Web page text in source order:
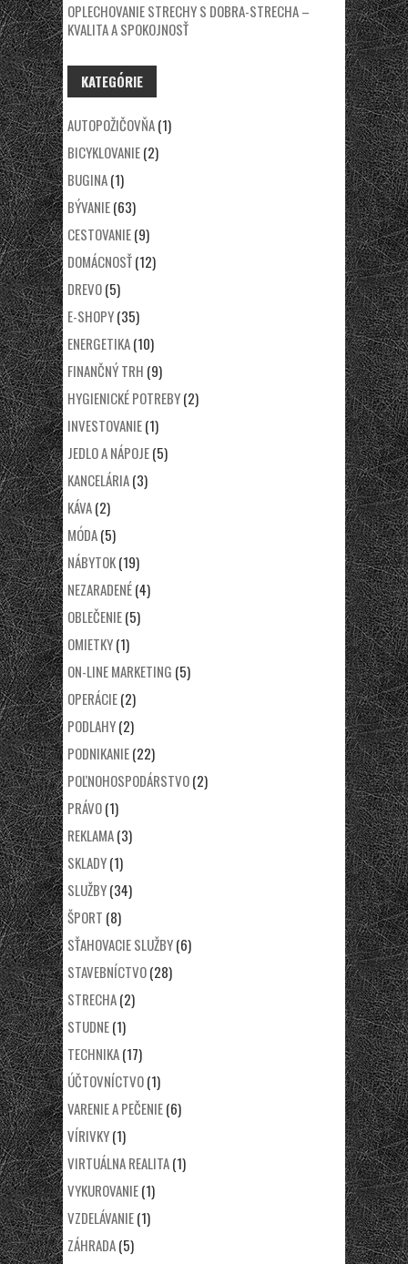
OPLECHOVANIE STRECHY S DOBRA-STRECHA –
KVALITA A SPOKOJNOSŤ
KATEGÓRIE
AUTOPOŽIČOVŇA(1)
BICYKLOVANIE(2)
BUGINA(1)
BÝVANIE(63)
CESTOVANIE(9)
DOMÁCNOSŤ(12)
DREVO(5)
E-SHOPY(35)
ENERGETIKA(10)
FINANČNÝ TRH (9)
HYGIENICKÉ POTREBY(2)
INVESTOVANIE(1)
JEDLO A NÁPOJE(5)
KANCELÁRIA(3)
KÁVA(2)
MÓDA(5)
NÁBYTOK(19)
NEZARADENÉ(4)
OBLEČENIE(5)
OMIETKY(1)
ON-LINE MARKETING (5)
OPERÁCIE(2)
PODLAHY(2)
PODNIKANIE(22)
POĽNOHOSPODÁRSTVO(2)
PRÁVO(1)
REKLAMA(3)
SKLADY(1)
SLUŽBY(34)
ŠPORT (8)
SŤAHOVACIE SLUŽBY(6)
STAVEBNÍCTVO(28)
STRECHA(2)
STUDNE(1)
TECHNIKA(17)
ÚČTOVNÍCTVO(1)
VARENIE A PEČENIE(6)
VÍRIVKY(1)
VIRTUÁLNA REALITA(1)
VYKUROVANIE(1)
VZDELÁVANIE(1)
ZÁHRADA(5)